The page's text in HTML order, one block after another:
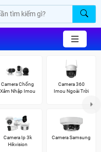
Camera Chống
Xâm Nhập Imou
Camera 360
Imou Ngoài Trời
Camera Ip 3k
Hikvision
Camera Samsung